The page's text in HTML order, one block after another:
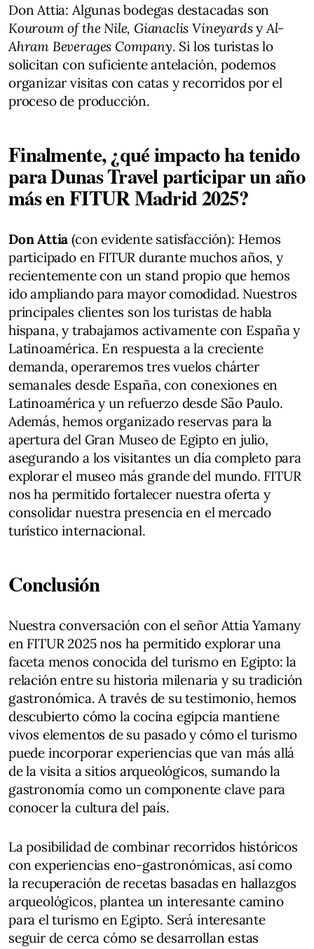
Don Attia: Algunas bodegas destacadas son
Kouroum of the Nile, Gianaclis Vineyardsy Al-
Ahram Beverages Company. Si los turistas lo
solicitan con suficiente antelación, podemos
organizar visitas con catas y recorridos por el
proceso de producción.
Finalmente, ¿qué impacto ha tenido
para Dunas Travel participar un año
más en FITUR Madrid 2025?
Don Attia (con evidente satisfacción): Hemos
participado en FITUR durante muchos años, y
recientemente con un stand propio que hemos
ido ampliando para mayor comodidad. Nuestros
principales clientes son los turistas de habla
hispana, y trabajamos activamente con España y
Latinoamérica. En respuesta a la creciente
demanda, operaremos tres vuelos chárter
semanales desde España, con conexiones en
Latinoamérica y un refuerzo desde São Paulo.
Además, hemos organizado reservas para la
apertura del Gran Museo de Egipto en julio,
asegurando a los visitantes un día completo para
explorar el museo más grande del mundo. FITUR
nos ha permitido fortalecer nuestra oferta y
consolidar nuestra presencia en el mercado
turístico internacional.
Conclusión
Nuestra conversación con el señor Attia Yamany
en FITUR 2025 nos ha permitido explorar una
faceta menos conocida del turismo en Egipto: la
relación entre su historia milenaria y su tradición
gastronómica. A través de su testimonio, hemos
descubierto cómo la cocina egipcia mantiene
vivos elementos de su pasado y cómo el turismo
puede incorporar experiencias que van más allá
de la visita a sitios arqueológicos, sumando la
gastronomía como un componente clave para
conocer la cultura del país.
La posibilidad de combinar recorridos históricos
con experiencias eno-gastronómicas, así como
la recuperación de recetas basadas en hallazgos
arqueológicos, plantea un interesante camino
para el turismo en Egipto. Será interesante
seguir de cerca cómo se desarrollan estas